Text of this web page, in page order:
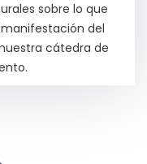
sobre lo que
del
cátedra de